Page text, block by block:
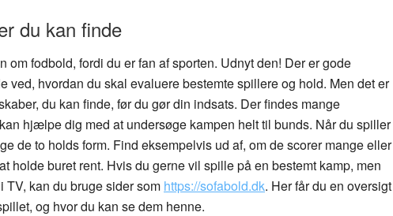
du kan finde
om fodbold, fordi du er fan af sporten. Udnyt den! Der er gode
ved, hvordan du skal evaluere bestemte spillere og hold. Men det er
du kan finde, før du gør din indsats. Der findes mange
hjælpe dig med at undersøge kampen helt til bunds. Når du spiller
de to holds form. Find eksempelvis ud af, om de scorer mange eller
holde buret rent. Hvis du gerne vil spille på en bestemt kamp, men
TV, kan du bruge sider som https://sofabold.dk. Her får du en oversigt
og hvor du kan se dem henne.